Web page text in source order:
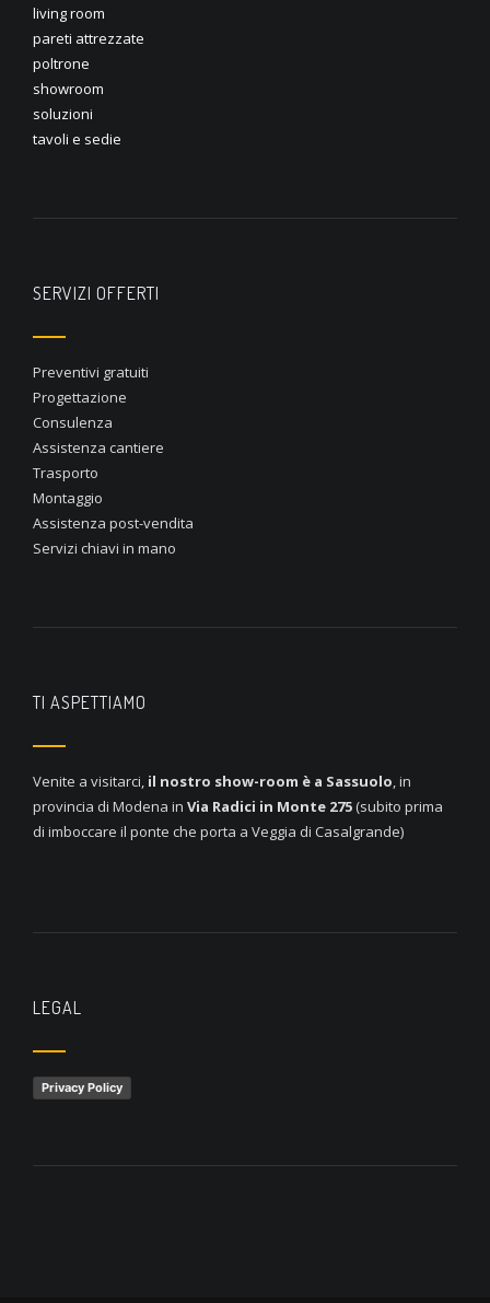
living room
pareti attrezzate
poltrone
showroom
soluzioni
tavoli e sedie
SERVIZI OFFERTI
Preventivi gratuiti
Progettazione
Consulenza
Assistenza cantiere
Trasporto
Montaggio
Assistenza post-vendita
Servizi chiavi in mano
TI ASPETTIAMO
Venite a visitarci, il nostro show-room è a Sassuolo, in
provincia di Modena in Via Radici in Monte 275 (subito prima
di imboccare il ponte che porta a Veggia di Casalgrande)
LEGAL
Privacy Policy